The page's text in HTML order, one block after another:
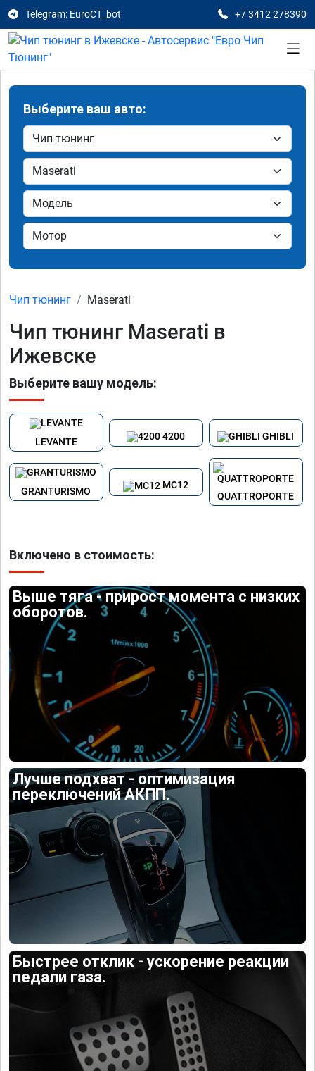
Telegram: EuroCT_bot +7 3412 278390
Выберите ваш авто:
Чип тюнинг Maserati
Чип тюнинг Maserati в
Ижевске
Выберите вашу модель:
LEVANTE
4200 GHIBLI
GRANTURISMO
MC12
QUATTROPORTE
Включено в стоимость:
Выше тяга - прирост момента с низких
оборотов.
Лучше подхват - оптимизация
переключений АКПП.
Быстрее отклик - ускорение реакции
педали газа.